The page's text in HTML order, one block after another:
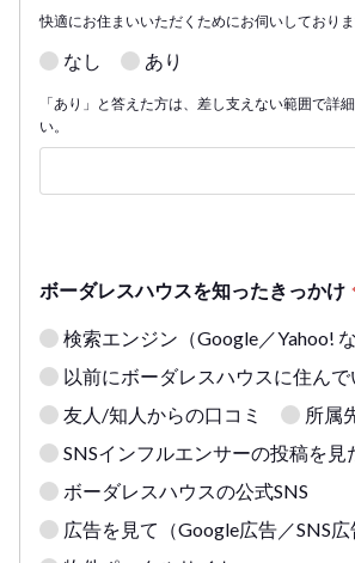
快適にお住まいいただくためにお伺いしておりま
なし あり
「あり」と答えた方は、差し支えない範囲で詳
い。
ボーダレスハウスを知ったきっかけ
検索エンジン（Google／Yahoo! な
以前にボーダレスハウスに住んで
友人/知人からの口コミ
所属
SNSインフルエンサーの投稿を見
ボーダレスハウスの公式SNS
広告を見て（Google広告／SNS広